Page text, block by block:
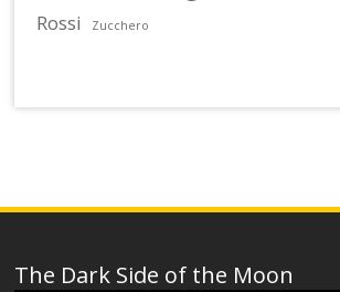
Rossi
Zucchero
The Dark Side of the Moon